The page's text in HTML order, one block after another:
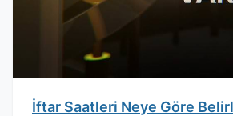
İftar Saatleri Neye Göre